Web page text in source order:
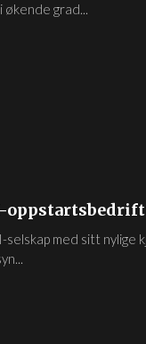
økende grad...
med sitt nylige